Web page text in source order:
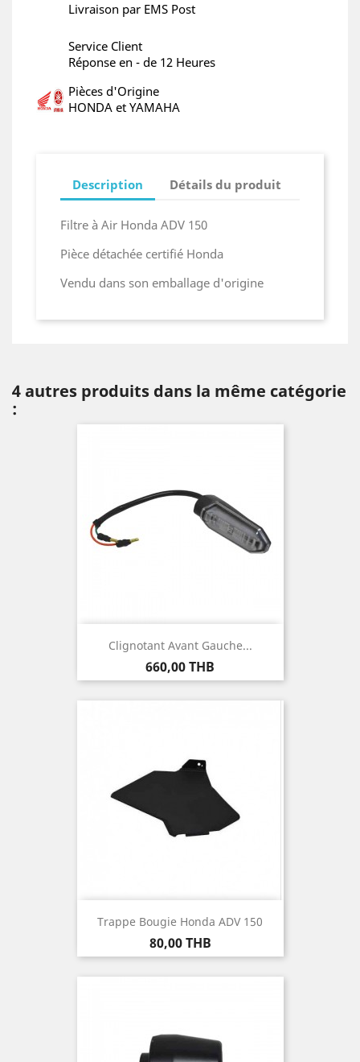
Livraison par EMS Post
Service Client
Réponse en - de 12 Heures
Pièces d'Origine
HONDA et YAMAHA
Description Détails du produit
Filtre à Air Honda ADV 150
Pièce détachée certifié Honda
Vendu dans son emballage d'origine
4 autres produits dans la même catégorie
:
Clignotant Avant Gauche...
Prix
660,00 THB
Trappe Bougie Honda ADV 150
Prix
80,00 THB